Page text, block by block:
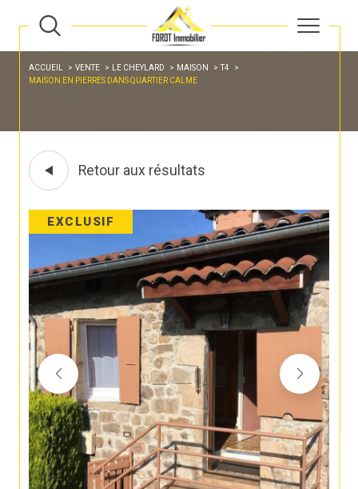
ACCUEIL VENTE LE CHEYLARD MAISON
T4
MAISON EN PIERRES DANS QUARTIER CALME
Retour aux résultats
EXCLUSIF